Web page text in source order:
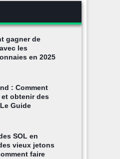
gagner de
les
en 2025
: Comment
obtenir des
Guide
SOL en
vieux jetons
faire